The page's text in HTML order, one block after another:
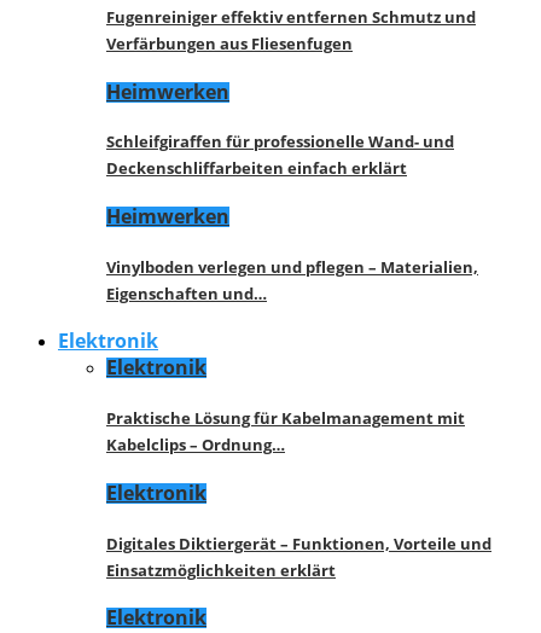
Fugenreiniger effektiv entfernen Schmutz und
Verfärbungen aus Fliesenfugen
Heimwerken
Schleifgiraffen für professionelle Wand- und
Deckenschliffarbeiten einfach erklärt
Heimwerken
Vinylboden verlegen und pflegen – Materialien,
Eigenschaften und…
Elektronik
Elektronik
Praktische Lösung für Kabelmanagement mit
Kabelclips – Ordnung…
Elektronik
Digitales Diktiergerät – Funktionen, Vorteile und
Einsatzmöglichkeiten erklärt
Elektronik